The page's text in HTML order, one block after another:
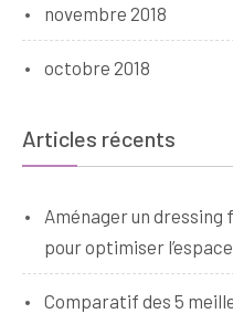
novembre 2018
octobre 2018
Articles récents
Aménager un
pour optimiser
Comparatif des 5